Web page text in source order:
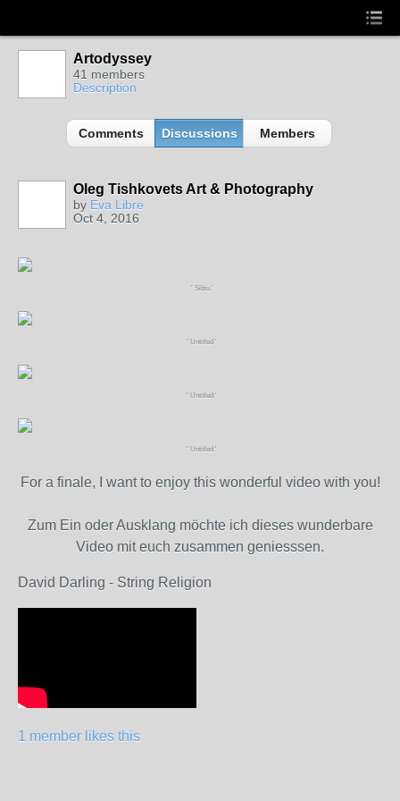
Artodyssey
41 members
Description
Comments Discussions Members
Oleg Tishkovets Art & Photography
by Eva Libre
Oct 4, 2016
' Sibiu '
' Untitled '
' Untitled '
' Untitled '
For a finale, I want to enjoy this wonderful video with you!
Zum Ein oder Ausklang möchte ich dieses wunderbare
Video mit euch zusammen geniesssen.
David Darling - String Religion
1 member likes this